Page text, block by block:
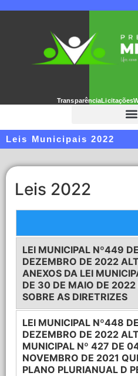
TransparênciaLicitações
Leis Municipais 2022
Leis 2022
LEI MUNICIPAL Nº449
DEZEMBRO DE 2022
ANEXOS DA LEI
DE 30 DE MAIO DE 2022
SOBRE AS DIRETRIZES
LEI MUNICIPAL Nº448
DEZEMBRO DE 2022
MUNICIPAL Nº 427 DE
NOVEMBRO DE 2021
PLANO PLURIANUAL D